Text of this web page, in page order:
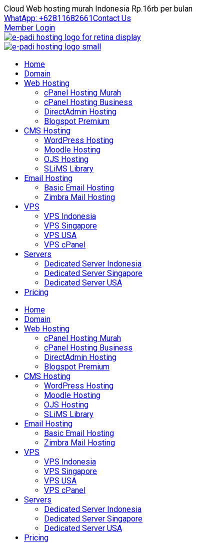
Cloud Web hosting murah Indonesia Rp.16rb per bulan
WhatApp: +62811682661Contact Us
Member Login
Home
Domain
Web Hosting
cPanel Hosting Murah
cPanel Hosting Business
DirectAdmin Hosting
Blogspot Premium
CMS Hosting
WordPress Hosting
Moodle Hosting
OJS Hosting
SLiMS Library
Email Hosting
Basic Email Hosting
Zimbra Mail Hosting
VPS
VPS Indonesia
VPS Singapore
VPS USA
VPS cPanel
Servers
Dedicated Server Indonesia
Dedicated Server Singapore
Dedicated Server USA
Pricing
Home
Domain
Web Hosting
cPanel Hosting Murah
cPanel Hosting Business
DirectAdmin Hosting
Blogspot Premium
CMS Hosting
WordPress Hosting
Moodle Hosting
OJS Hosting
SLiMS Library
Email Hosting
Basic Email Hosting
Zimbra Mail Hosting
VPS
VPS Indonesia
VPS Singapore
VPS USA
VPS cPanel
Servers
Dedicated Server Indonesia
Dedicated Server Singapore
Dedicated Server USA
Pricing